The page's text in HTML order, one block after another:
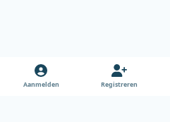
Aanmelden Registreren